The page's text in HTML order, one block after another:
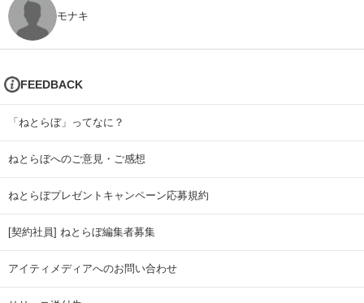
モナキ
FEEDBACK
「ねとらぼ」ってなに？
ねとらぼへのご意見・ご感想
ねとらぼプレゼントキャンペーン応募規約
[契約社員] ねとらぼ編集者募集
アイティメディアへのお問い合わせ